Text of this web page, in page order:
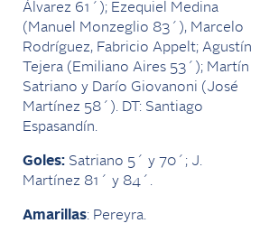
Álvarez 61´); Ezequiel Medina
(Manuel Monzeglio 83´), Marcelo
Rodríguez, Fabricio Appelt; Agustín
Tejera (Emiliano Aires 53´); Martín
Satriano y Darío Giovanoni (José
Martínez 58´). DT: Santiago
Espasandín.
Goles: Satriano 5´ y 70´; J.
Martínez 81´ y 84´.
Amarillas: Pereyra.